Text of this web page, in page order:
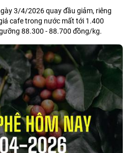
3/4/2026 quay đầu giảm, riêng
cafe trong nước mất tới 1.400
88.300 - 88.700 đồng/kg.